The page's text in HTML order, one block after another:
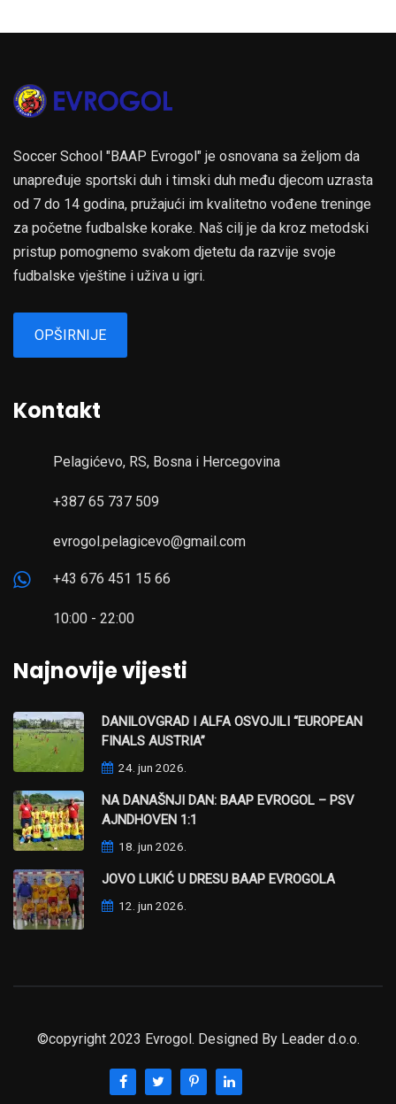
Soccer School "BAAP Evrogol" je osnovana sa željom da
unapređuje sportski duh i timski duh među djecom uzrasta
od 7 do 14 godina, pružajući im kvalitetno vođene treninge
za početne fudbalske korake. Naš cilj je da kroz metodski
pristup pomognemo svakom djetetu da razvije svoje
fudbalske vještine i uživa u igri.
OPŠIRNIJE
Kontakt
Pelagićevo, RS, Bosna i Hercegovina
+387 65 737 509
evrogol.pelagicevo@gmail.com
+43 676 451 15 66
10:00 - 22:00
Najnovije vijesti
DANILOVGRAD I ALFA OSVOJILI “EUROPEAN
FINALS AUSTRIA”
24. jun 2026.
NA DANAŠNJI DAN: BAAP EVROGOL – PSV
AJNDHOVEN 1:1
18. jun 2026.
JOVO LUKIĆ U DRESU BAAP EVROGOLA
12. jun 2026.
©copyright 2023 Evrogol. Designed By Leader d.o.o.